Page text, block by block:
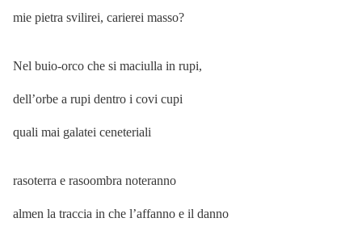
mie pietra svilirei, carierei masso?
Nel buio-orco che si maciulla in rupi,
dell’orbe a rupi dentro i covi cupi
quali mai galatei ceneteriali
rasoterra e rasoombra noteranno
almen la traccia in che l’affanno e il danno